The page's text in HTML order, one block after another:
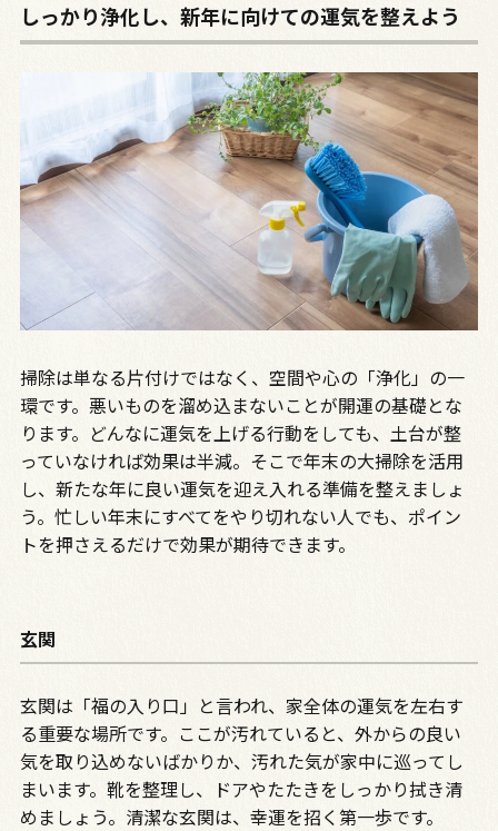
しっかり浄化し、新年に向けての運気を整えよう
掃除は単なる片付けではなく、空間や心の「浄化」の一
環です。悪いものを溜め込まないことが開運の基礎とな
ります。どんなに運気を上げる行動をしても、土台が整
っていなければ効果は半減。そこで年末の大掃除を活用
し、新たな年に良い運気を迎え入れる準備を整えましょ
う。忙しい年末にすべてをやり切れない人でも、ポイン
トを押さえるだけで効果が期待できます。
玄関
玄関は「福の入り口」と言われ、家全体の運気を左右す
る重要な場所です。ここが汚れていると、外からの良い
気を取り込めないばかりか、汚れた気が家中に巡ってし
まいます。靴を整理し、ドアやたたきをしっかり拭き清
めましょう。清潔な玄関は、幸運を招く第一歩です。